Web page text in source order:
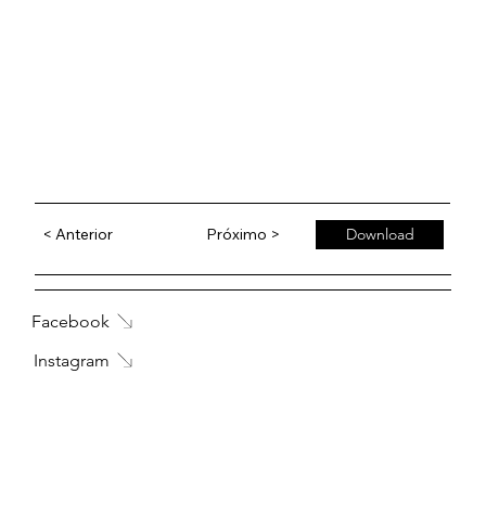
< Anterior Próximo > Download
Facebook
Instagram